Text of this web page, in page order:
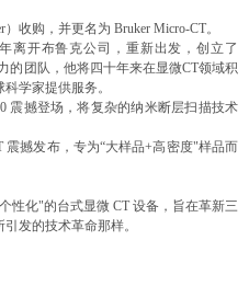
）收购，并更名为 Bruker Micro-CT。
年离开布鲁克公司，重新出发，创立了
的团队，他将四十年来在显微CT领域积
学家提供服务。
震撼登场，将复杂的纳米断层扫描技术
震撼发布，专为“大样品+高密度"样品而
性化"的台式显微 CT 设备，旨在革新三
发的技术革命那样。